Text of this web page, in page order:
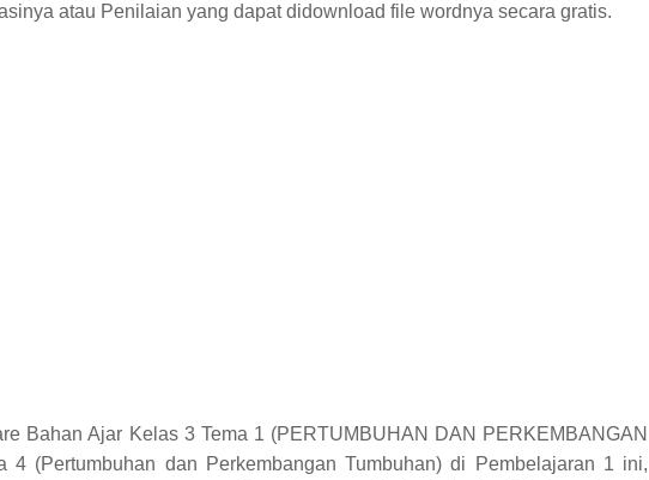
atau Penilaian yang dapat didownload file wordnya secara gratis.
Bahan Ajar Kelas 3 Tema 1 (PERTUMBUHAN DAN PERKEMBANGAN
4 (Pertumbuhan dan Perkembangan Tumbuhan) di Pembelajaran 1 ini,